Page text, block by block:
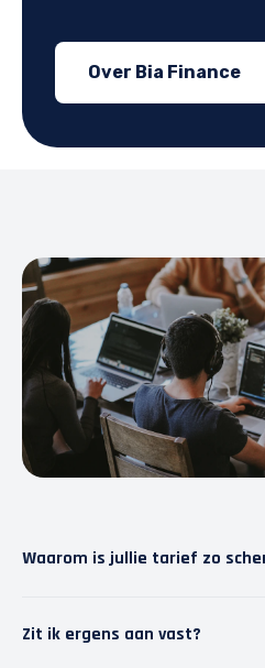
Over Bia Finance
Waarom is jullie tarief zo
te automatiseren, besparen
Zit ik ergens aan vast?